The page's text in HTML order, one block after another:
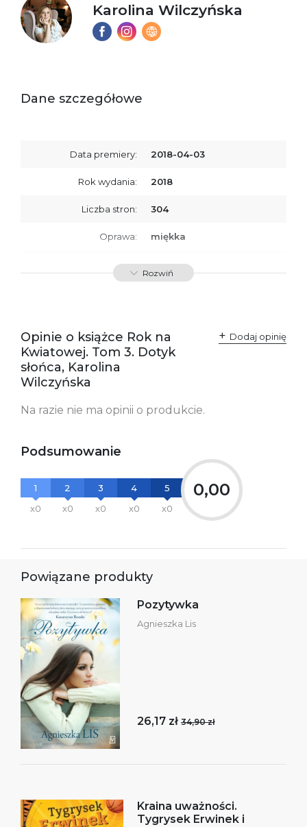
Karolina Wilczyńska
Dane szczegółowe
Data premiery: 2018-04-03
Rok wydania: 2018
Liczba stron: 304
Oprawa: miękka
ISBN 9788379768875
odpowiedzialne za
zgodność produktu z
przepisami:
ul. Fredry 8
61-701 Poznań
Polska
Ostrzeżenia oraz
Załącznik PDF
Rozwiń
Opinie o książce Rok na
Kwiatowej. Tom 3. Dotyk
słońca, Karolina
Wilczyńska
Dodaj opinię
Na razie nie ma opinii o produkcie.
Podsumowanie
1
x0
2
x0
3
x0
4
x0
5
x0
0,00
Powiązane produkty
Pozytywka
Agnieszka Lis
26,17 zł 34,90 zł
Kraina uważności.
Tygrysek Erwinek i